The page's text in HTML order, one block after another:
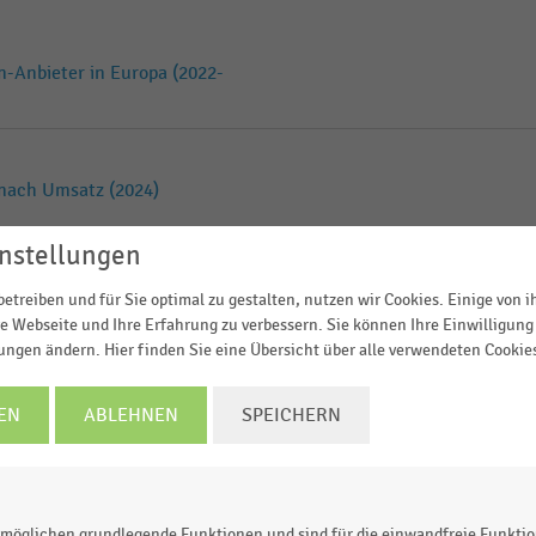
Anbieter in Europa (2022-
Umsatz (2024)
Anbieter in Europa (2022)
in Europa (2022)
Italiens (2019-2022)
und für Sie optimal zu gestalten, nutzen wir Cookies. Einige von
Webseite und Ihre Erfahrung zu verbessern. Sie können Ihre
ändern. Hier finden Sie eine Übersicht über alle verwendeten
ABLEHNEN SPEICHERN